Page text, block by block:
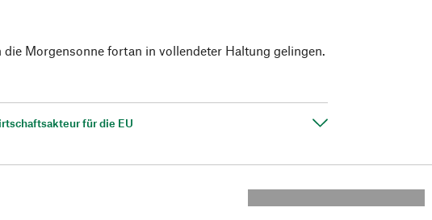
die Morgensonne fortan in vollendeter Haltung gelingen.
für die EU